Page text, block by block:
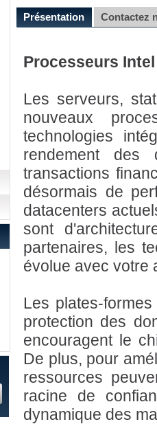
Présentation Contactez
Processeurs Intel
Les serveurs,
nouveaux
technologies
rendement des
transactions
désormais de
datacenters
sont
partenaires, les
évolue avec votre
Les plates-
protection des
encouragent le
De plus, pour
ressources
racine de
dynamique des